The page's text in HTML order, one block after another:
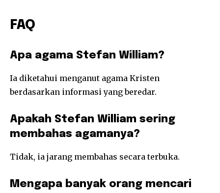
FAQ
Apa agama Stefan William?
Ia diketahui menganut agama Kristen
berdasarkan informasi yang beredar.
Apakah Stefan William sering
membahas agamanya?
Tidak, ia jarang membahas secara terbuka.
Mengapa banyak orang mencari